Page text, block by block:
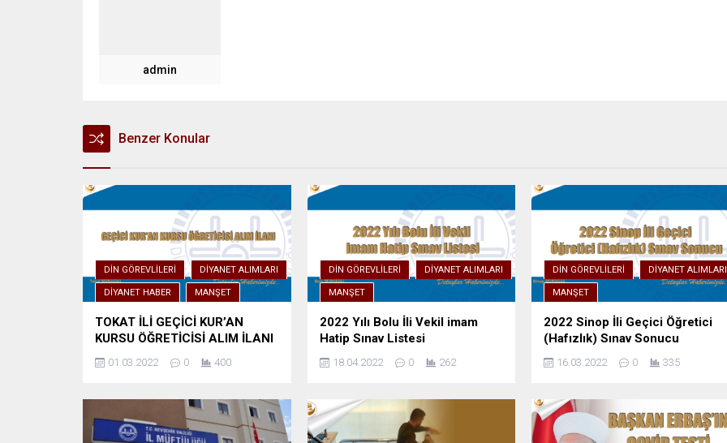
admin
Benzer Konular
DIN GÖREVLILERI DIYANET ALIMLARI
DIYANET HABER MANŞET
TOKAT İLİ GEÇİCİ KUR’AN
KURSU ÖĞRETİCİSİ ALIM İLANI
01.03.2022 0 400
DIN GÖREVLILERI DIYANET ALIMLARI
MANŞET
2022 Yılı Bolu İli Vekil imam
Hatip Sınav Listesi
18.04.2022 0 262
DIN GÖREVLILERI DIYANET ALIMLARI
MANŞET
2022 Sinop İli Geçici Öğretici
(Hafızlık) Sınav Sonucu
16.03.2022 0 335